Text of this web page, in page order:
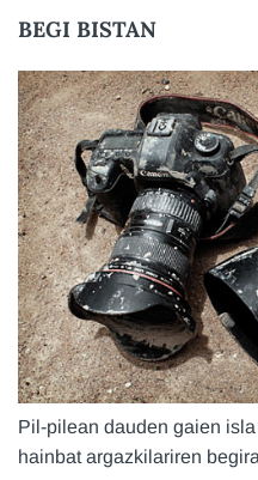
BEGI BISTAN
Pil-pilean dauden gaien
hainbat argazkilariren